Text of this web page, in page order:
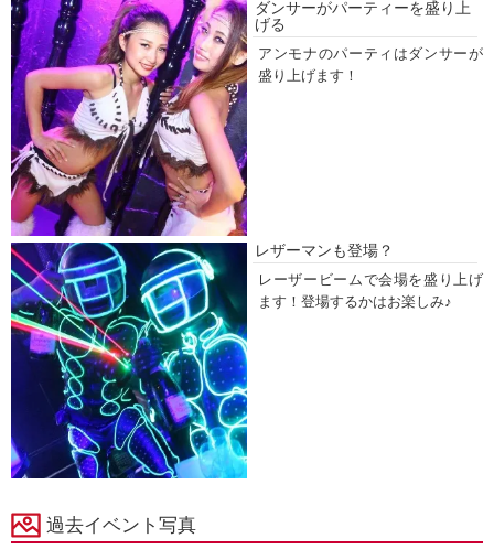
ダンサーがパーティーを盛り上
げる
アンモナのパーティはダンサーが
盛り上げます！
レザーマンも登場？
レーザービームで会場を盛り上げ
ます！登場するかはお楽しみ♪
過去イベント写真